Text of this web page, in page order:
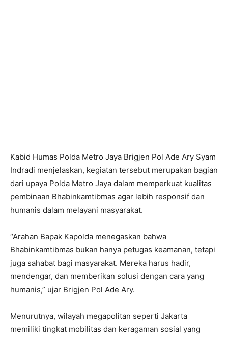
Kabid Humas Polda Metro Jaya Brigjen Pol Ade Ary Syam
Indradi menjelaskan, kegiatan tersebut merupakan bagian
dari upaya Polda Metro Jaya dalam memperkuat kualitas
pembinaan Bhabinkamtibmas agar lebih responsif dan
humanis dalam melayani masyarakat.
“Arahan Bapak Kapolda menegaskan bahwa
Bhabinkamtibmas bukan hanya petugas keamanan, tetapi
juga sahabat bagi masyarakat. Mereka harus hadir,
mendengar, dan memberikan solusi dengan cara yang
humanis,” ujar Brigjen Pol Ade Ary.
Menurutnya, wilayah megapolitan seperti Jakarta
memiliki tingkat mobilitas dan keragaman sosial yang